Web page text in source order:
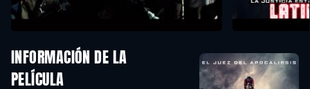
INFORMACIÓN DE LA
PELÍCULA